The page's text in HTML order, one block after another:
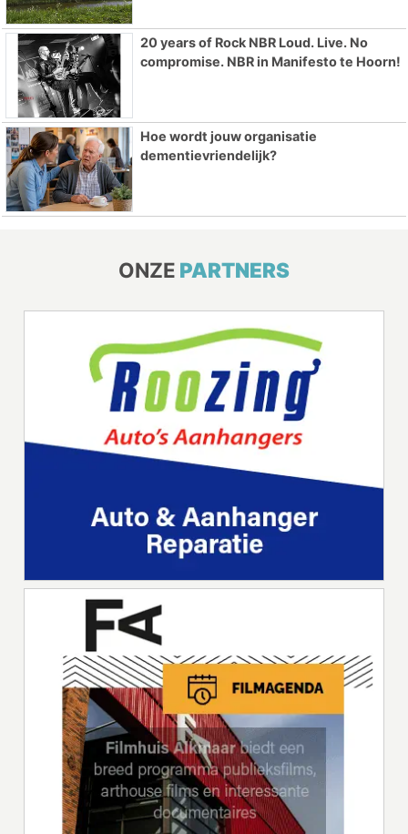
20 years of Rock NBR Loud. Live. No
compromise. NBR in Manifesto te Hoorn!
Hoe wordt jouw organisatie
dementievriendelijk?
ONZE PARTNERS